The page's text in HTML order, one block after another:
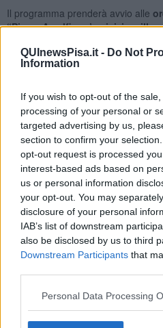
QUInewsPisa.it - Do Not
Information
If you wish to opt-out of the
processing of your personal or
targeted advertising by us,
section to confirm your
opt-out request is processed
interest-based ads based on
us or personal information
your opt-out. You may
disclosure of your personal
IAB’s list of downstream
also be disclosed by us to third
Downstream Participants that
Personal Data Processing
Il programma prenderà avvio alle
“Pisa e Amalfi, un’amicizia
dell’Università di Pisa e il Centro
L’incontro è organizzato in
sarà dedicato all’approfondimento
hanno caratterizzato le relazioni
Interverranno Gabriella Garzella
Giuseppe Gargano del Centro di
Marco Geri dell’Università di Pisa.
Stefano Gianfaldoni del Comitato
Repubbliche Marinare.
Alleore 18 si terrà la
maschili e femminiliche
giugno. Saranno presentati gli
protagoniste della manifestazione
confronto remiero tra le città